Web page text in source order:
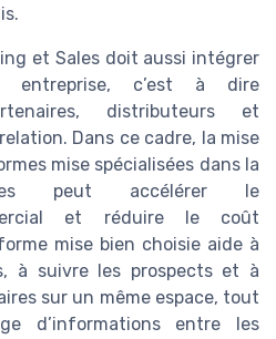
et Sales doit aussi intégrer
entreprise, c’est à dire
distributeurs et
Dans ce cadre, la mise
mise spécialisées dans la
peut accélérer le
et réduire le coût
mise bien choisie aide à
à suivre les prospects et à
sur un même espace, tout
d’informations entre les